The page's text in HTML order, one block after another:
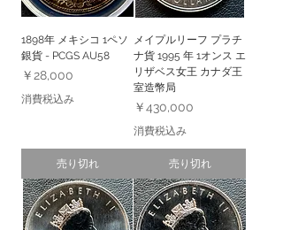
1898年 メキシコ 1ペソ
銀貨 - PCGS AU58
価格
￥28,000
消費税込み
売り切れ
メイプルリーフ プラチ
ナ貨 1995 年 1オンス エ
リザベス女王 カナダ王
室造幣局
価格
￥430,000
消費税込み
売り切れ